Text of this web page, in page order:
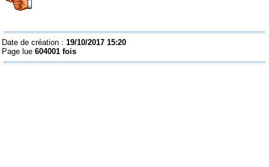
Date de création :19/10/2017 15:20
Page lue604001 fois